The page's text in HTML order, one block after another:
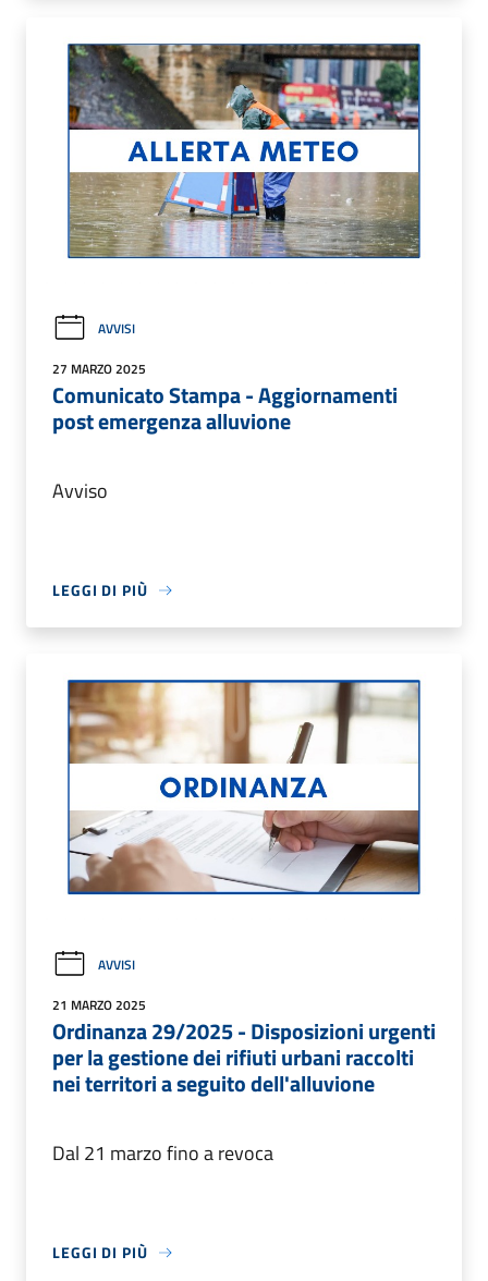
AVVISI
27 MARZO 2025
Comunicato Stampa - Aggiornamenti
post emergenza alluvione
Avviso
LEGGI DI PIÙ
AVVISI
21 MARZO 2025
Ordinanza 29/2025 - Disposizioni urgenti
per la gestione dei rifiuti urbani raccolti
nei territori a seguito dell'alluvione
Dal 21 marzo fino a revoca
LEGGI DI PIÙ